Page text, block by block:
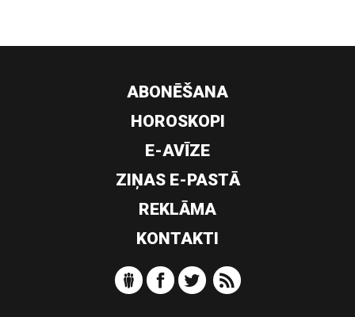
ABONĒŠANA
HOROSKOPI
E-AVĪZE
ZIŅAS E-PASTĀ
REKLĀMA
KONTAKTI